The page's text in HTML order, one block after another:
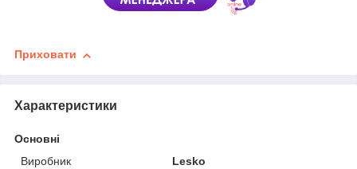
Приховати
Характеристики
Основні
Виробник
Lesko